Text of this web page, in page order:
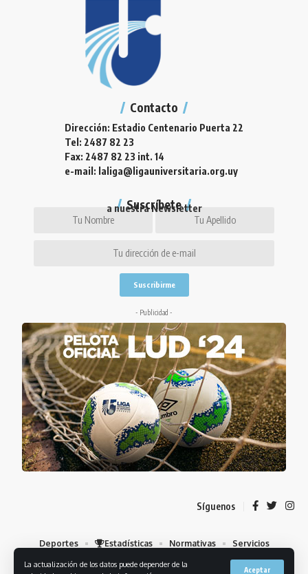
La actualización de los datos puede depender de la
Aceptar
Contacto
Dirección: Estadio Centenario Puerta 22
Tel: 2487 82 23
Fax: 2487 82 23 int. 14
e-mail: laliga@ligauniversitaria.org.uy
Suscríbete
a nuestra Newsletter
- Publicidad -
Síguenos
Deportes Estadísticas Normativas
Servicios